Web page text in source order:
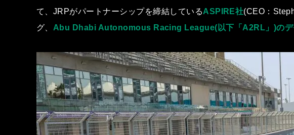
て、JRPがパートナーシップを締結しているASPIRE社(CEO：
グ、 Abu Dhabi Autonomous Racing League(以下「A2RL」)のデ